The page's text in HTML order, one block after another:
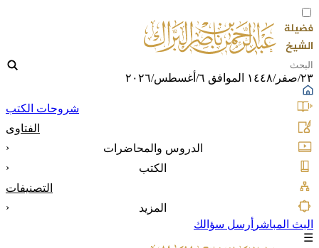
٢٣/صفر/١٤٤٨ الموافق ٦/أغسطس/٢٠٢٦
شروحات الكتب
الفتاوى
الدروس والمحاضرات
‹
الكتب
‹
التصنيفات
المزيد
‹
البث المباشر أرسل سؤالك
☰